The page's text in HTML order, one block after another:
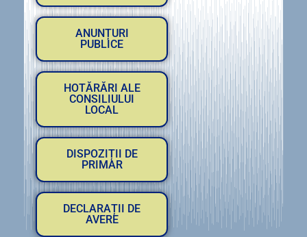
ANUNȚURI
PUBLICE
HOTĂRĂRI ALE
CONSILIULUI
LOCAL
DISPOZIȚII DE
PRIMAR
DECLARAȚII DE
AVERE